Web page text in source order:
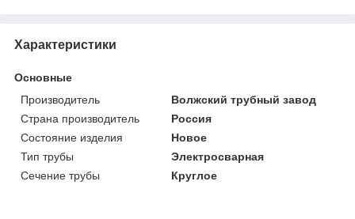
Характеристики
Основные
Производитель
Волжский трубный завод
Страна производитель
Россия
Состояние изделия
Новое
Тип трубы
Электросварная
Сечение трубы
Круглое